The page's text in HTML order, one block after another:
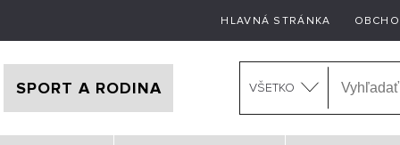
HLAVNÁ STRÁNKA
SPORT A RODINA VŠETKO